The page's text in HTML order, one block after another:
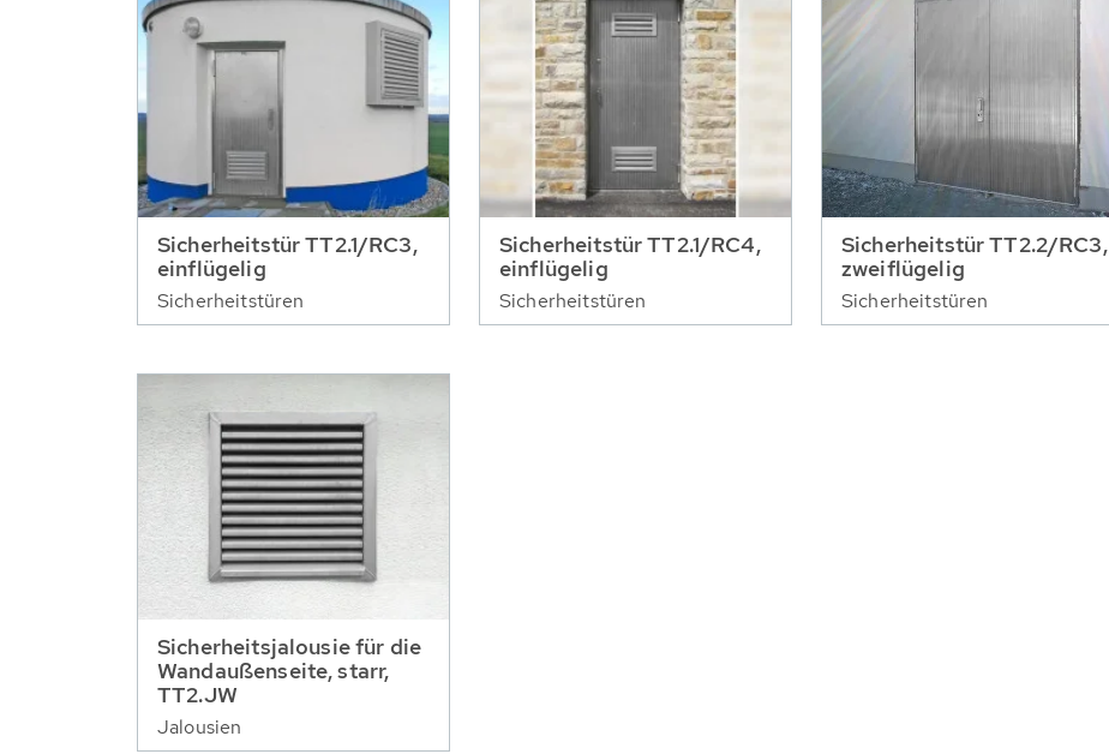
Sicherheitstür TT2.1/RC3,
einflügelig
Sicherheitstüren
Sicherheitstür TT2.1/RC4,
einflügelig
Sicherheitstüren
Sicherheitstür TT2.2/RC3,
zweiflügelig
Sicherheitstüren
Sicherheitsjalousie für die
Wandaußenseite, starr,
TT2.JW
Jalousien